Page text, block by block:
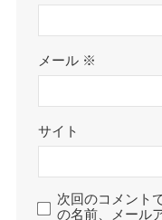
メール ※
サイト
次回のコメント
の名前、メール